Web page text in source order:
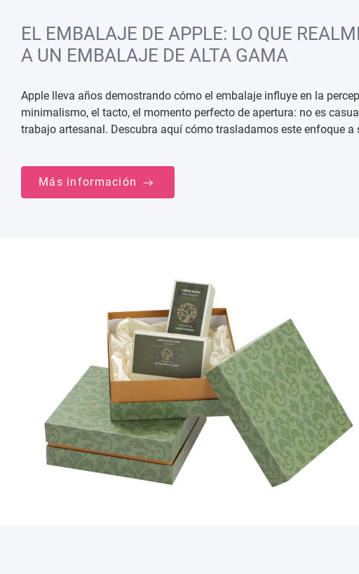
EL EMBALAJE DE APPLE: LO QUE
A UN EMBALAJE DE ALTA GAMA
Apple lleva años demostrando cómo el embalaje influye en la
minimalismo, el tacto, el momento perfecto de apertura: no es
trabajo artesanal. Descubra aquí cómo trasladamos este enfoque a
Más información